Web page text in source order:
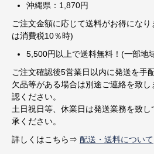
沖縄県：1,870円
ご注文金額に応じて送料がお得にな
は消費税10％時)
5,500円以上で送料無料！(一部地
ご注文確認後5営業日以内に発送を手
欠品等がある場合は別途ご連絡を致
認ください。
土日祝日等、休業日は発送業務を致
承ください。
詳しくはこちら⇒ 配送・送料について